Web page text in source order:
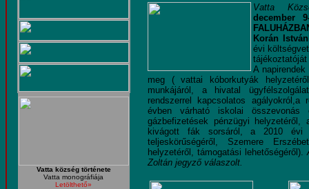
Vatta község története
Vatta monográfiája
Letölthető»
Vatta
december
Korán
évi
A
meg ( vattai kóborkutyák
munkájáról, a hivatal
rendszerrel kapcsolatos
évben várható iskolai összevonás
gázbefizetések pénzügyi
kivágott fák sorsáról, a 2010 évi
teljeskörűségéről, Szemere
helyzetéről, támogatási lehetőségéről).
Zoltán jegyző válaszolt.